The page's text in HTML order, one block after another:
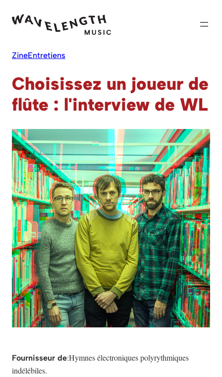
ZineEntretiens
Choisissez un joueur de
flûte : l'interview de WL
Fournisseur de:Hymnes électroniques polyrythmiques
indélébiles.